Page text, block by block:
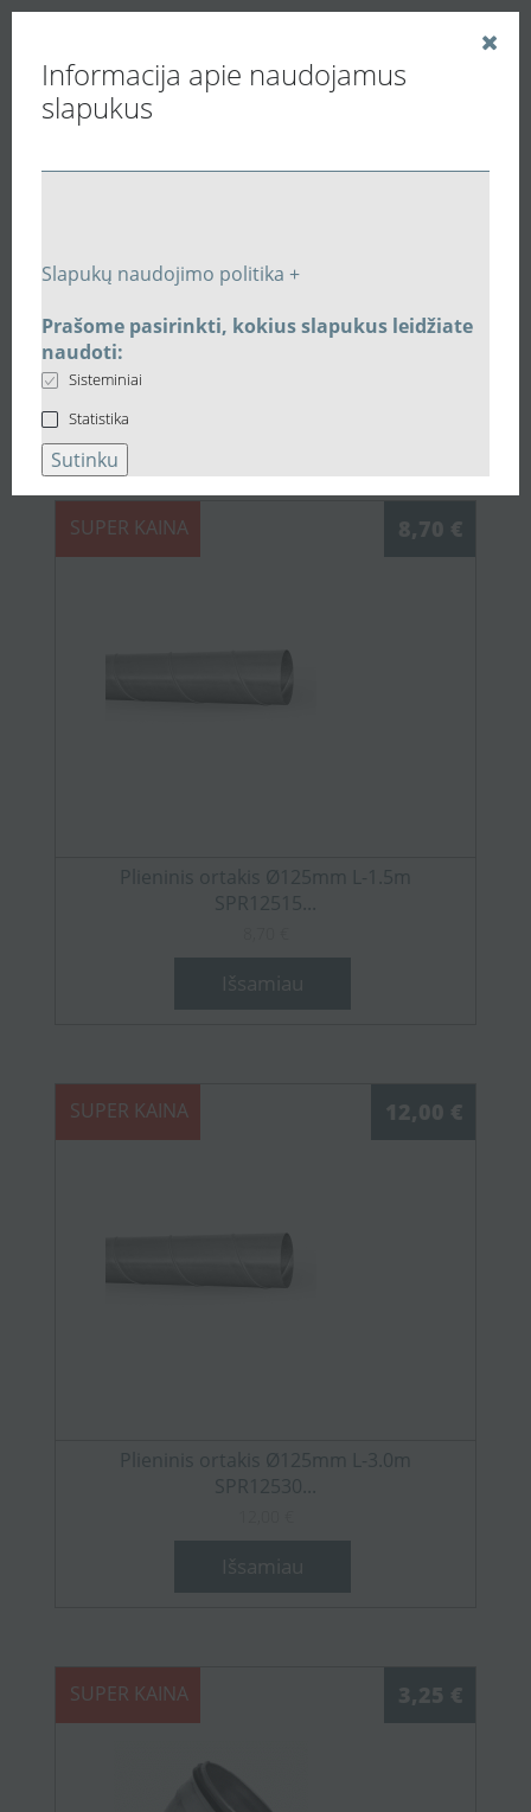
Informacija apie naudojamus
slapukus
Slapukų naudojimo politika +
Prašome pasirinkti, kokius slapukus leidžiate
naudoti:
Sisteminiai
Statistika
Sutinku
Vedinu.LT
Buitiniai ventiliatoriai
Stoginis ventiliatorius VILPE® E190P/125/IS/500-73594
Susijusi įranga:
ventiliatorius VILPE®
E190P/125/IS/500-73594
SUPER KAINA 8,70 €
Plieninis ortakis Ø125mm L-1.5m
SPR12515...
Išsamiau
SUPER KAINA 12,00 €
Plieninis ortakis Ø125mm L-3.0m
SPR12530...
Išsamiau
SUPER KAINA 3,25 €